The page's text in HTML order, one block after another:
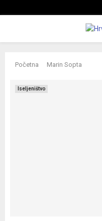
P
R
Početna Marin Sopta
Iseljeništvo